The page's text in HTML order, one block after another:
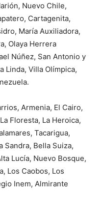
Nuevo Chile,
Cartagenita,
María Auxiliadora,
Olaya Herrera
Núñez, San Antonio y
Linda, Villa Olímpica,
Armenia, El Cairo,
Floresta, La Heroica,
Tacarigua,
Sandra, Bella Suiza,
Lucía, Nuevo Bosque,
Los Caobos, Los
Inem, Almirante